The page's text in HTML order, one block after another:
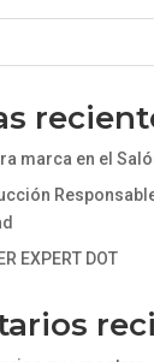
marca en el
EXPERT DOT